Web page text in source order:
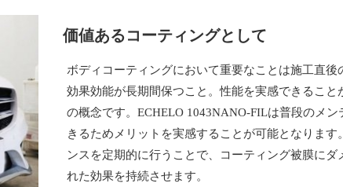
価値あるコーティングとして
ボディコーティングにおいて重要なことは施工直
効果効能が長期間保つこと。性能を実感できるこ
の概念です。ECHELO 1043NANO-FILは普段のメ
きるためメリットを実感することが可能となります
ンスを定期的に行うことで、コーティング被膜に
れた効果を持続させます。